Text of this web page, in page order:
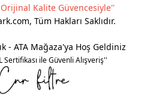
Kalite Güvencesiyle''
, Tüm Hakları Saklıdır.
Sertifikası ile Güvenli Alışveriş''